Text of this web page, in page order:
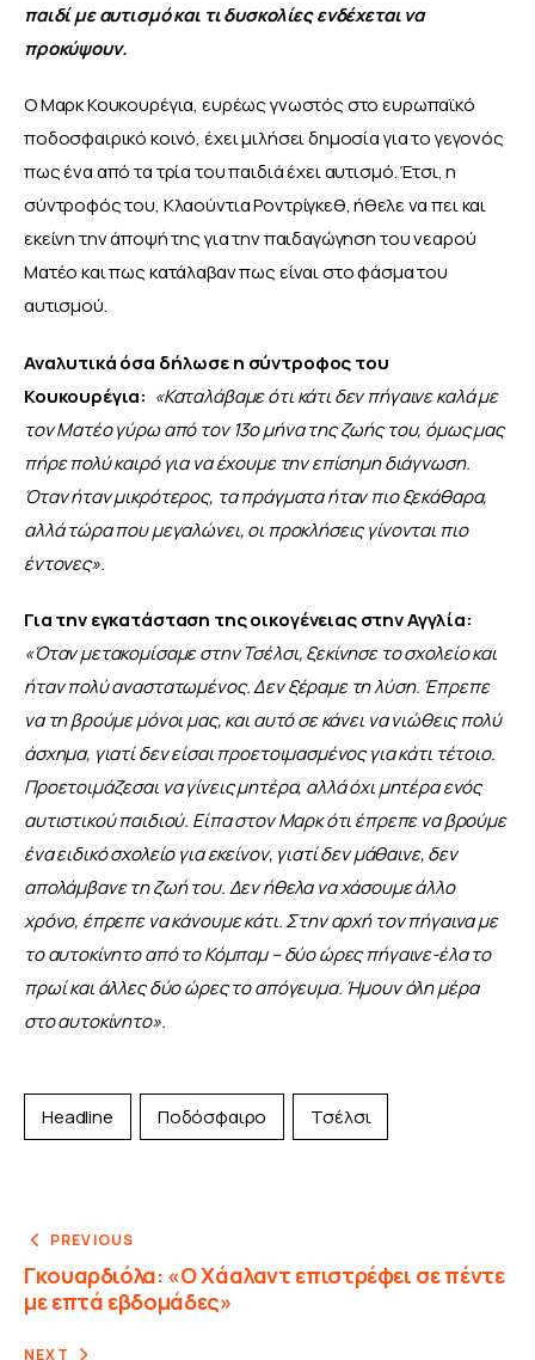
παιδί με αυτισμό και τι δυσκολίες ενδέχεται να
προκύψουν.
Ο Μαρκ Κουκουρέγια, ευρέως γνωστός στο ευρωπαϊκό
ποδοσφαιρικό κοινό, έχει μιλήσει δημοσία για το γεγονός
πως ένα από τα τρία του παιδιά έχει αυτισμό. Έτσι, η
σύντροφός του, Κλαούντια Ροντρίγκεθ, ήθελε να πει και
εκείνη την άποψή της για την παιδαγώγηση του νεαρού
Ματέο και πως κατάλαβαν πως είναι στο φάσμα του
αυτισμού.
Αναλυτικά όσα δήλωσε η σύντροφος του
Κουκουρέγια: «Καταλάβαμε ότι κάτι δεν πήγαινε καλά με
τον Ματέο γύρω από τον 13ο μήνα της ζωής του, όμως μας
πήρε πολύ καιρό για να έχουμε την επίσημη διάγνωση.
Όταν ήταν μικρότερος, τα πράγματα ήταν πιο ξεκάθαρα,
αλλά τώρα που μεγαλώνει, οι προκλήσεις γίνονται πιο
έντονες».
Για την εγκατάσταση της οικογένειας στην Αγγλία:
«Όταν μετακομίσαμε στην Τσέλσι, ξεκίνησε το σχολείο και
ήταν πολύ αναστατωμένος. Δεν ξέραμε τη λύση. Έπρεπε
να τη βρούμε μόνοι μας, και αυτό σε κάνει να νιώθεις πολύ
άσχημα, γιατί δεν είσαι προετοιμασμένος για κάτι τέτοιο.
Προετοιμάζεσαι να γίνεις μητέρα, αλλά όχι μητέρα ενός
αυτιστικού παιδιού. Είπα στον Μαρκ ότι έπρεπε να βρούμε
ένα ειδικό σχολείο για εκείνον, γιατί δεν μάθαινε, δεν
απολάμβανε τη ζωή του. Δεν ήθελα να χάσουμε άλλο
χρόνο, έπρεπε να κάνουμε κάτι. Στην αρχή τον πήγαινα με
το αυτοκίνητο από το Κόμπαμ – δύο ώρες πήγαινε-έλα το
πρωί και άλλες δύο ώρες το απόγευμα. Ήμουν όλη μέρα
στο αυτοκίνητο».
Headline Ποδόσφαιρο Τσέλσι
PREVIOUS
Γκουαρδιόλα: «Ο Χάαλαντ επιστρέφει σε πέντε
με επτά εβδομάδες»
NEXT